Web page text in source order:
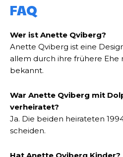
FAQ
Wer ist Anette Qviberg?
Anette Qviberg ist eine
allem durch ihre frühere Ehe
bekannt.
War Anette Qviberg mit
verheiratet?
Ja. Die beiden heirateten
scheiden.